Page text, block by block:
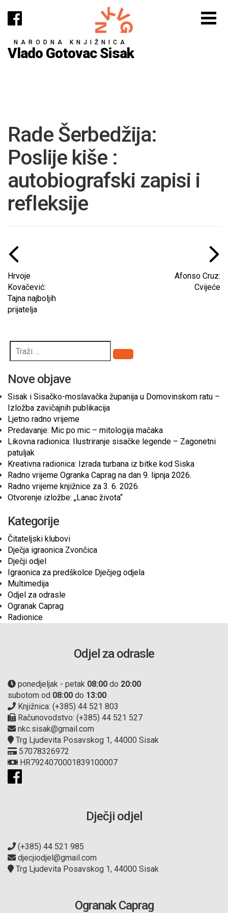
NARODNA KNJIŽNICA
Vlado Gotovac Sisak
Rade Šerbedžija:
Poslije kiše :
autobiografski zapisi i
refleksije
Hrvoje
Kovačević:
Tajna najboljih
prijatelja
Afonso Cruz:
Cvijeće
Pretraži
Nove objave
Sisak i Sisačko-moslavačka županija u Domovinskom ratu –
Izložba zavičajnih publikacija
Ljetno radno vrijeme
Predavanje: Mic po mic – mitologija mačaka
Likovna radionica: Ilustriranje sisačke legende – Zagonetni
patuljak
Kreativna radionica: Izrada turbana iz bitke kod Siska
Radno vrijeme Ogranka Caprag na dan 9. lipnja 2026.
Radno vrijeme knjižnice za 3. 6. 2026.
Otvorenje izložbe: „Lanac života“
Kategorije
Čitateljski klubovi
Dječja igraonica Zvončica
Dječji odjel
Igraonica za predškolce Dječjeg odjela
Multimedija
Odjel za odrasle
Ogranak Caprag
Radionice
Odjel za odrasle
ponedjeljak - petak 08:00 do 20:00
subotom od 08:00 do 13:00
Knjižnica: (+385) 44 521 803
Računovodstvo: (+385) 44 521 527
nkc.sisak@gmail.com
Trg Ljudevita Posavskog 1, 44000 Sisak
57078326972
HR7924070001839100007
Dječji odjel
(+385) 44 521 985
djecjiodjel@gmail.com
Trg Ljudevita Posavskog 1, 44000 Sisak
Ogranak Caprag